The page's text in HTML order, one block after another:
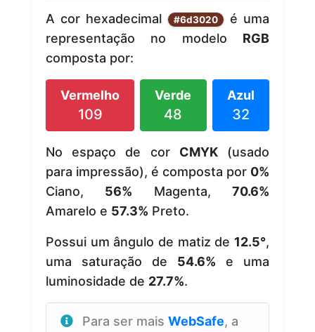
A cor hexadecimal #6d3020
é uma
representação no modelo RGB
composta por:
Vermelho
109
Verde
48
Azul
32
No espaço de cor CMYK(usado
para impressão), é composta por 0%
Ciano, 56% Magenta,70.6%
Amarelo e 57.3% Preto.
Possui um ângulo de matiz de 12.5°,
uma saturação de 54.6% e uma
luminosidade de 27.7%.
Para ser mais WebSafe, a